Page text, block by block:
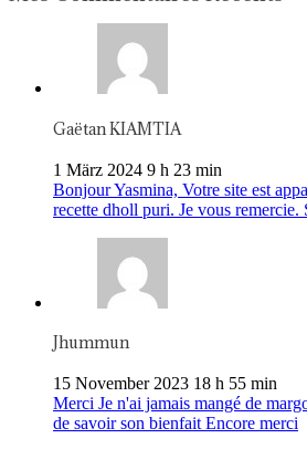
Gaëtan KIAMTIA
1 März 2024 9 h 23 min
Bonjour Yasmina, Votre site est
recette dholl puri. Je vous remercie.
Jhummun
15 November 2023 18 h 55 min
Merci Je n'ai jamais mangé de
de savoir son bienfait Encore merci